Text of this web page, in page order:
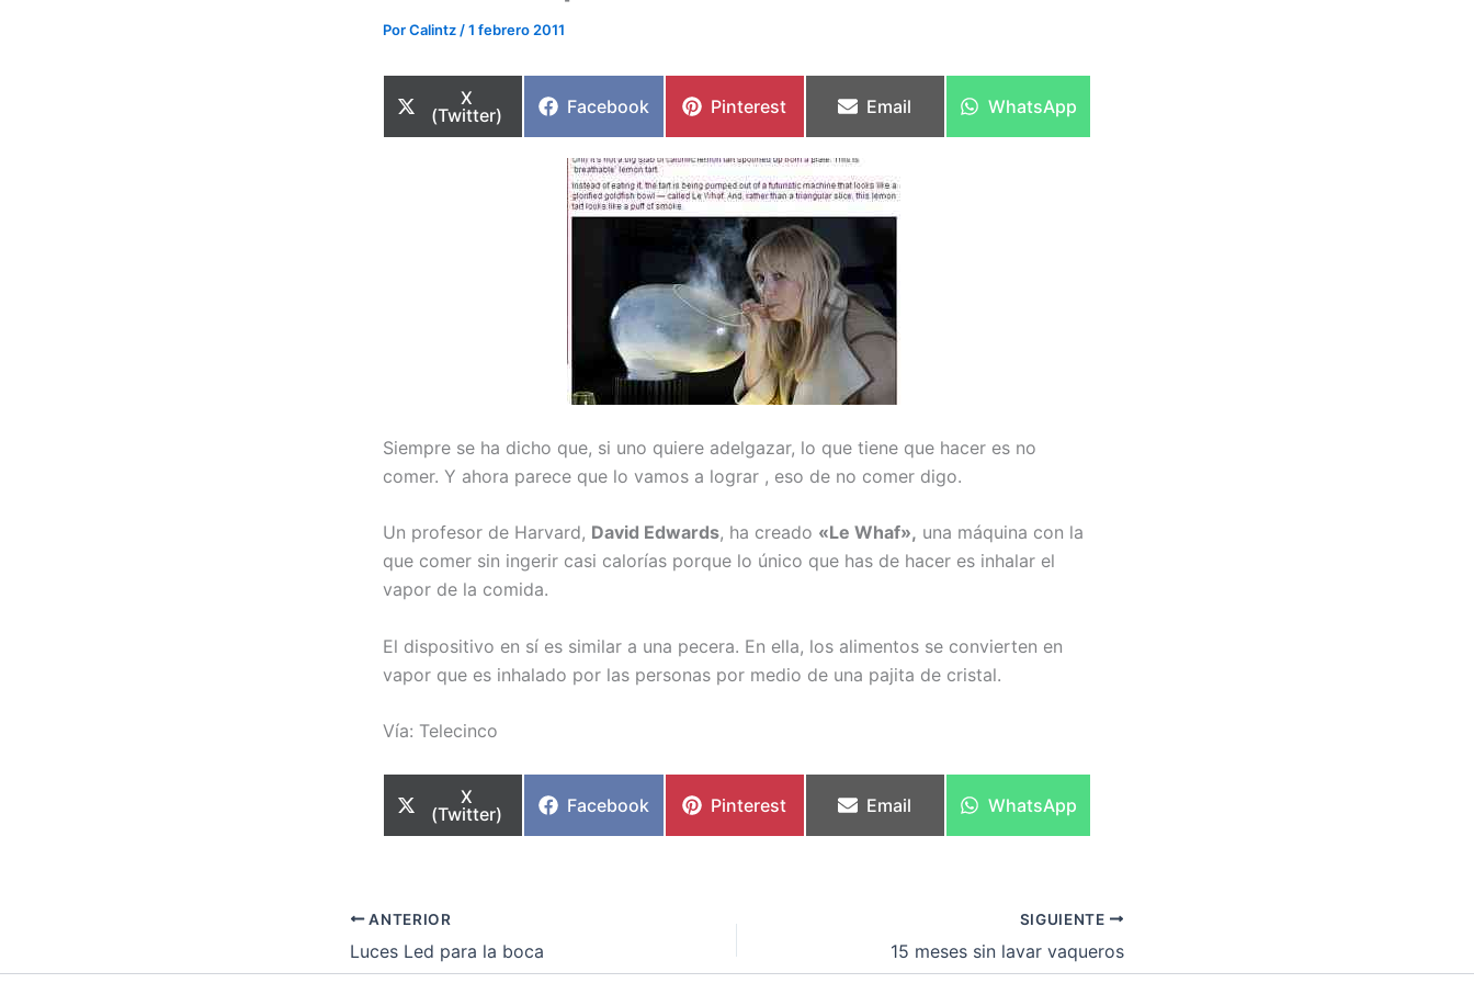
PorCalintz /1 febrero 2011
Compartir
en
X
(Twitter)
Compartir
Facebook
Compartir
Pinterest
Compartir
Email
Compartir
WhatsApp
Siempre se ha dicho que, si uno quiere adelgazar, lo que tiene que hacer es no
comer. Y ahora parece que lo vamos a lograr , eso de no comer digo.
Un profesor de Harvard, David Edwards, ha creado «Le Whaf», una máquina con la
que comer sin ingerir casi calorías porque lo único que has de hacer es inhalar el
vapor de la comida.
El dispositivo en sí es similar a una pecera. En ella, los alimentos se convierten en
vapor que es inhalado por las personas por medio de una pajita de cristal.
Vía: Telecinco
Compartir
en
X
(Twitter)
Compartir
Facebook
Compartir
Pinterest
Compartir
Email
Compartir
WhatsApp
ANTERIOR
Luces Led para la boca
SIGUIENTE
15 meses sin lavar vaqueros